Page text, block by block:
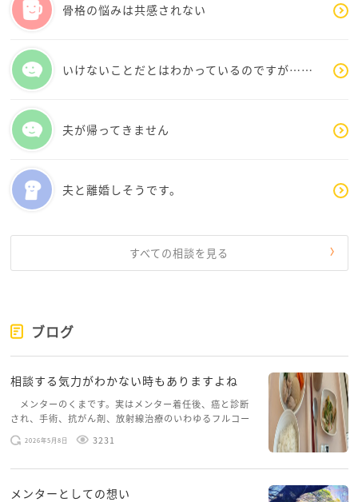
骨格の悩みは共感されない
いけないことだとはわかっているのですが……
夫が帰ってきません
夫と離婚しそうです。
すべての相談を見る
ブログ
相談する気力がわかない時もありますよね
メンターのくまです。実はメンター着任後、癌と診断
され、手術、抗がん剤、放射線治療のいわゆるフルコー
スを体験していて、しばらくメンターカフェに来られて
いませんでした。体力だけでなく、気力も落ちパソコン
2026年5月8日 3231
メンターとしての想い